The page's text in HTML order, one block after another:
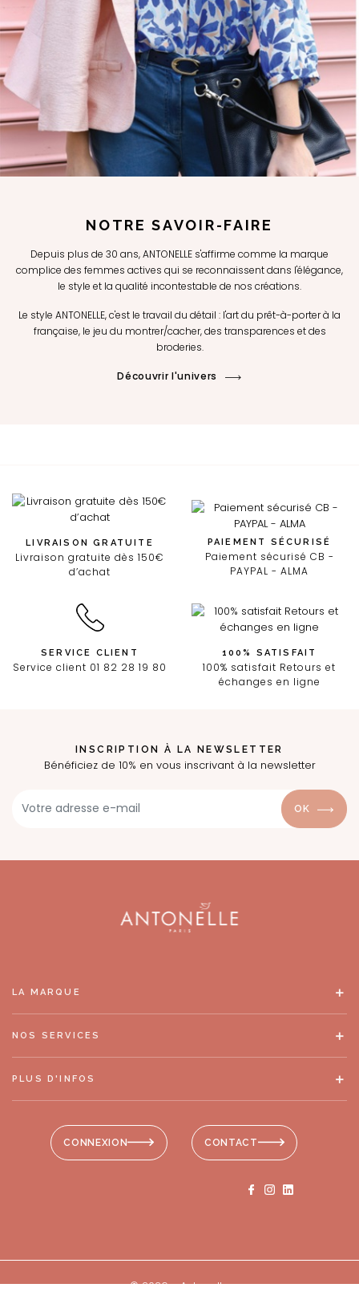
NOTRE SAVOIR-FAIRE
Depuis plus de 30 ans, ANTONELLE s'affirme comme la marque
complice des femmes actives qui se reconnaissent dans l'élégance,
le style et la qualité incontestable de nos créations.
Le style ANTONELLE, c'est le travail du détail : l'art du prêt-à-porter à la
française, le jeu du montrer/cacher, des transparences et des
broderies.
Découvrir l'univers
LIVRAISON GRATUITE
Livraison gratuite dès 150€
d’achat
PAIEMENT SÉCURISÉ
Paiement sécurisé CB -
PAYPAL - ALMA
SERVICE CLIENT
Service client 01 82 28 19 80
100% SATISFAIT
100% satisfait Retours et
échanges en ligne
INSCRIPTION À LA NEWSLETTER
Bénéficiez de 10% en vous inscrivant à la newsletter
OK
CONNEXION CONTACT
LA MARQUE
NOS SERVICES
PLUS D'INFOS
© 2026 - Antonelle